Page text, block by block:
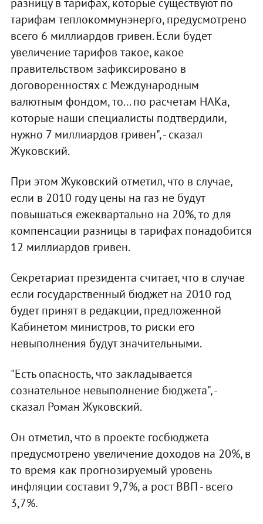
разницу в тарифах, которые существуют по
тарифам теплокоммунэнерго, предусмотрено
всего 6 миллиардов гривен. Если будет
увеличение тарифов такое, какое
правительством зафиксировано в
договоренностях с Международным
валютным фондом, то... по расчетам НАКа,
которые наши специалисты подтвердили,
нужно 7 миллиардов гривен", - сказал
Жуковский.
При этом Жуковский отметил, что в случае,
если в 2010 году цены на газ не будут
повышаться ежеквартально на 20%, то для
компенсации разницы в тарифах понадобится
12 миллиардов гривен.
Секретариат президента считает, что в случае
если государственный бюджет на 2010 год
будет принят в редакции, предложенной
Кабинетом министров, то риски его
невыполнения будут значительными.
"Есть опасность, что закладывается
сознательное невыполнение бюджета", -
сказал Роман Жуковский.
Он отметил, что в проекте госбюджета
предусмотрено увеличение доходов на 20%, в
то время как прогнозируемый уровень
инфляции составит 9,7%, а рост ВВП - всего
3,7%.